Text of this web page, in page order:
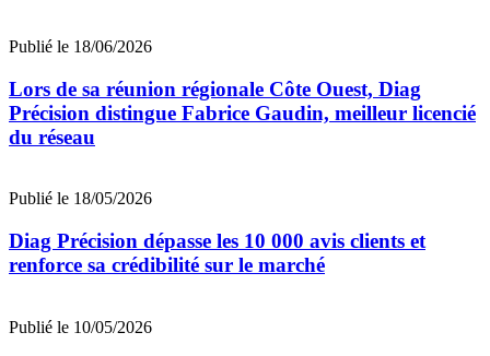
Publié le 18/06/2026
Lors de sa réunion régionale Côte Ouest, Diag
Précision distingue Fabrice Gaudin, meilleur licencié
du réseau
Publié le 18/05/2026
Diag Précision dépasse les 10 000 avis clients et
renforce sa crédibilité sur le marché
Publié le 10/05/2026